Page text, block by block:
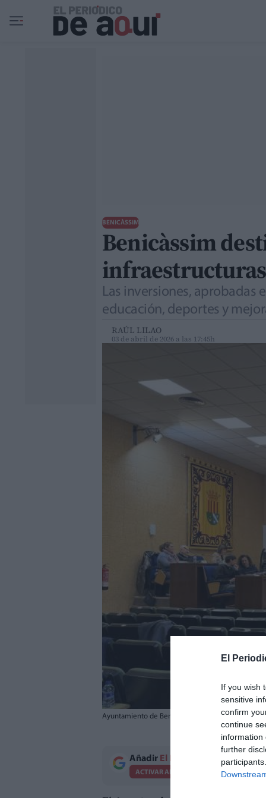
El
If you wish
sensitive
confirm
continue
information
further
Ir al contenido principal
BENICÀSSIM
Benicàssim
Las inversiones, aprobadas
educación, deportes y
RAÚL LILAO
03 de abril de 2026 a las 17:45h
Ayuntamiento de Benicàssim. / EPDA
Añadir El Periodico de Aquí
ACTIVAR AHORA